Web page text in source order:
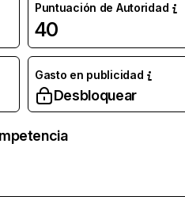
Puntuación de Autoridad
40
Gasto en publicidad
Desbloquear